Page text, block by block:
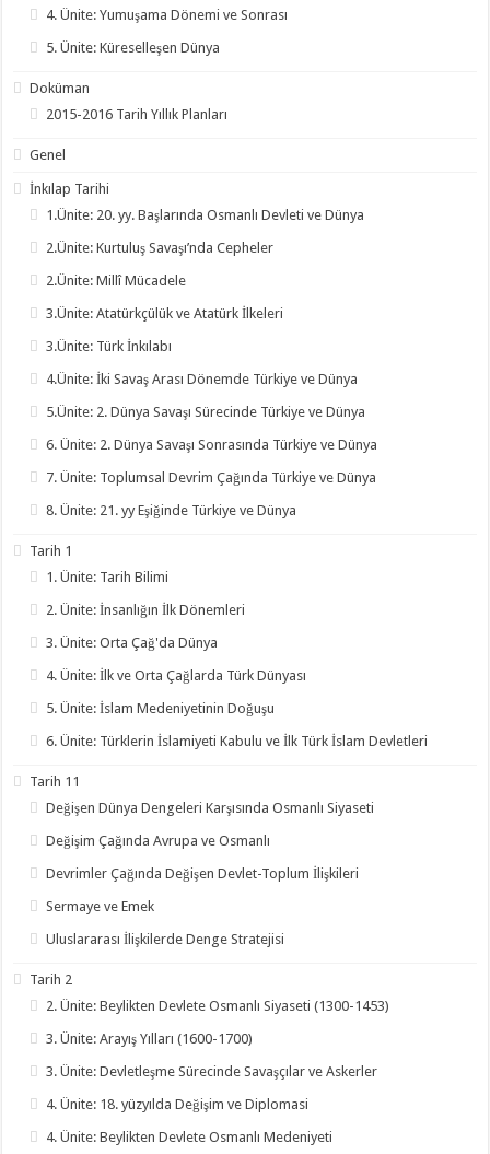
4. Ünite: Yumuşama Dönemi ve Sonrası
5. Ünite: Küreselleşen Dünya
Doküman
2015-2016 Tarih Yıllık Planları
Genel
İnkılap Tarihi
1.Ünite: 20. yy. Başlarında Osmanlı Devleti ve Dünya
2.Ünite: Kurtuluş Savaşı’nda Cepheler
2.Ünite: Millî Mücadele
3.Ünite: Atatürkçülük ve Atatürk İlkeleri
3.Ünite: Türk İnkılabı
4.Ünite: İki Savaş Arası Dönemde Türkiye ve Dünya
5.Ünite: 2. Dünya Savaşı Sürecinde Türkiye ve Dünya
6. Ünite: 2. Dünya Savaşı Sonrasında Türkiye ve Dünya
7. Ünite: Toplumsal Devrim Çağında Türkiye ve Dünya
8. Ünite: 21. yy Eşiğinde Türkiye ve Dünya
Tarih 1
1. Ünite: Tarih Bilimi
2. Ünite: İnsanlığın İlk Dönemleri
3. Ünite: Orta Çağ'da Dünya
4. Ünite: İlk ve Orta Çağlarda Türk Dünyası
5. Ünite: İslam Medeniyetinin Doğuşu
6. Ünite: Türklerin İslamiyeti Kabulu ve İlk Türk İslam Devletleri
Tarih 11
Değişen Dünya Dengeleri Karşısında Osmanlı Siyaseti
Değişim Çağında Avrupa ve Osmanlı
Devrimler Çağında Değişen Devlet-Toplum İlişkileri
Sermaye ve Emek
Uluslararası İlişkilerde Denge Stratejisi
Tarih 2
2. Ünite: Beylikten Devlete Osmanlı Siyaseti (1300-1453)
3. Ünite: Arayış Yılları (1600-1700)
3. Ünite: Devletleşme Sürecinde Savaşçılar ve Askerler
4. Ünite: 18. yüzyılda Değişim ve Diplomasi
4. Ünite: Beylikten Devlete Osmanlı Medeniyeti